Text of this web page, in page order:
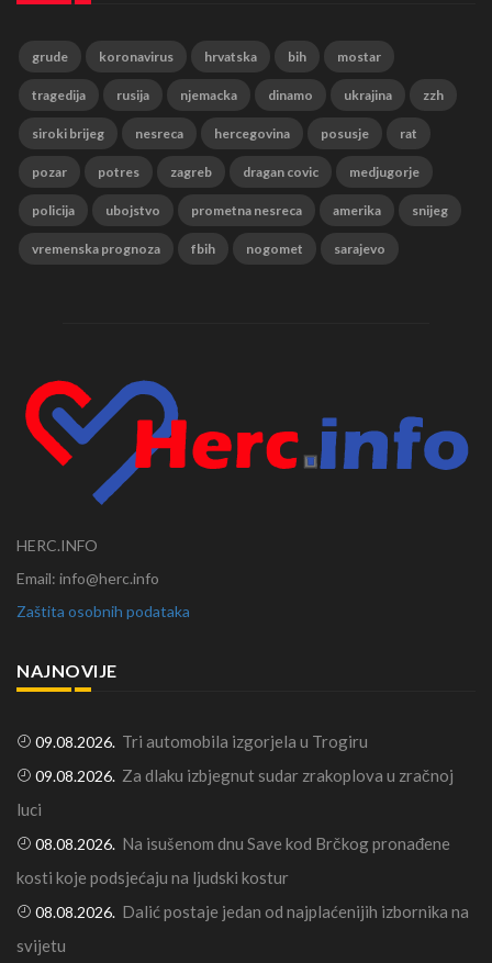
grude koronavirus hrvatska bih mostar
tragedija rusija njemacka dinamo ukrajina zzh
siroki brijeg nesreca hercegovina posusje rat
pozar potres zagreb dragan covic medjugorje
policija ubojstvo prometna nesreca amerika snijeg
vremenska prognoza fbih nogomet sarajevo
HERC.INFO
Email: info@herc.info
Zaštita osobnih podataka
NAJNOVIJE
09.08.2026. Tri automobila izgorjela u Trogiru
09.08.2026. Za dlaku izbjegnut sudar zrakoplova u zračnoj
luci
08.08.2026. Na isušenom dnu Save kod Brčkog pronađene
kosti koje podsjećaju na ljudski kostur
08.08.2026. Dalić postaje jedan od najplaćenijih izbornika na
svijetu